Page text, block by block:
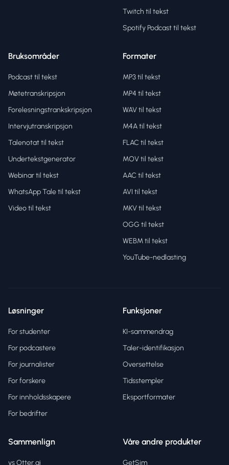
Twitch til tekst
Spotify Podcast til tekst
Bruksområder
Podcast til tekst
Møtetranskripsjon
Forelesningstrankskripsjon
Intervjutranskripsjon
Talenotat til tekst
Undertekstgenerator
Webinar til tekst
WhatsApp Tale til tekst
Video til tekst
Formater
MP3 til tekst
MP4 til tekst
WAV til tekst
M4A til tekst
FLAC til tekst
MOV til tekst
AAC til tekst
AVI til tekst
MKV til tekst
OGG til tekst
WEBM til tekst
YouTube-nedlasting
Løsninger
For studenter
For podcastere
For journalister
For forskere
For innholdsskapere
For bedrifter
Funksjoner
KI-sammendrag
Taler-identifikasjon
Oversettelse
Tidsstempler
Eksportformater
Sammenlign
vs Otter.ai
Våre andre produkter
GetSim